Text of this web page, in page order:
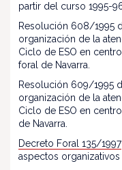
partir del curso 1995-
Resolución 608/1995
organización de la
Ciclo de ESO en
foral de Navarra.
Resolución 609/1995
organización de la
Ciclo de ESO en
de Navarra.
Decreto Foral 135/1997
aspectos organizativos